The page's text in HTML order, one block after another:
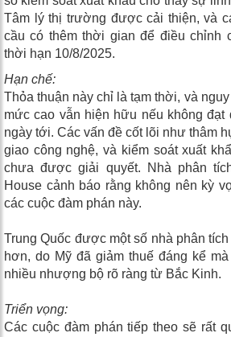
Tâm lý thị trường được cải thiện, và
cầu có thêm thời gian để điều chỉnh
thời hạn 10/8/2025.
Hạn chế:
Thỏa thuận này chỉ là tạm thời, và
mức cao vẫn hiện hữu nếu không
ngày tới. Các vấn đề cốt lõi như thâm
giao công nghệ, và kiểm soát xuất
chưa được giải quyết. Nhà phân
House cảnh báo rằng không nên kỳ
các cuộc đàm phán này.
Trung Quốc được một số nhà phân
hơn, do Mỹ đã giảm thuế đáng kể
nhiều nhượng bộ rõ ràng từ Bắc Kinh.
Triển vọng:
Các cuộc đàm phán tiếp theo sẽ rất